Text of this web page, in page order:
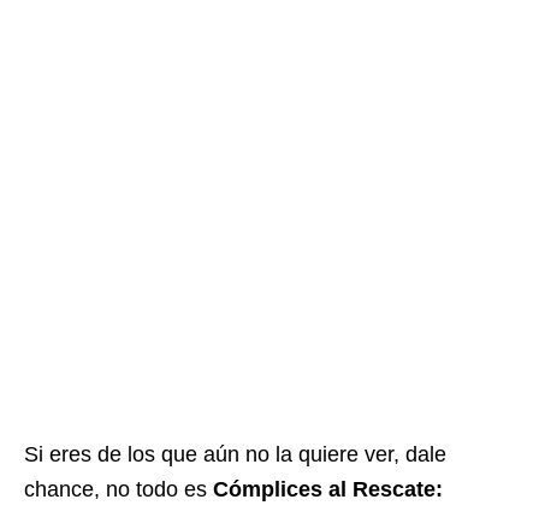
Si eres de los que aún no la quiere ver, dale
chance, no todo es Cómplices al Rescate: